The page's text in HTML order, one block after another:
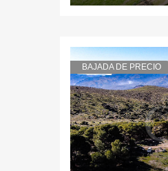
BAJADA DE PRECIO